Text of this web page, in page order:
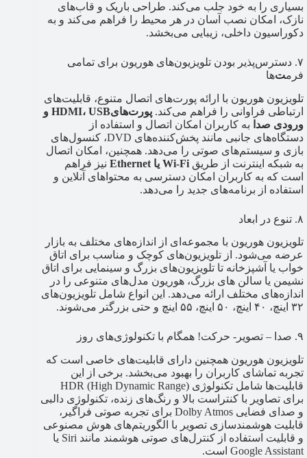
بسیاری را به خود جلب می‌کند. طراحی باریک و قاب‌های
نازک، امکان نصب آسان در هر محیط را فراهم می‌کند و به
دکوراسیون داخلی، زیبایی می‌بخشد.
۷. دسترس‌پذیر بودن تلویزیون‌های هوریون برای تمامی
فرمت‌ها
تلویزیون هوریون با ارائه پورت‌های اتصال متنوع، قابلیت‌های
ارتباطی فراوانی را فراهم می‌کند.
پورت‌هایHDMI، USB و
ورودی صدا به کاربران امکان اتصال و استفاده از
دستگاه‌های جانبی مانند پخش‌کننده‌های DVD، کنسول‌های
بازی و سیستم‌های صوتی را می‌دهد. همچنین، امکان اتصال
به شبکه اینترنت از طریق Wi-Fi یا Ethernet
نیز فراهم
است که به کاربران امکان دسترسی به محتواهای آنلاین و
استفاده از برنامه‌های جدید را می‌دهد.
۸. تنوع در ابعاد
تلویزیون هوریون با مجموعه‌ای از اندازه‌های مختلف به بازار
عرضه می‌شود. از تلویزیون‌های کوچک و مناسب برای اتاق
خواب یا آشپزخانه تا تلویزیون‌های بزرگ و سینمایی برای اتاق
نشیمن یا سالن های بزرگ، هوریون مدل‌های متنوعی را در
اندازه‌های مختلف ارائه می‌دهد. این انواع شامل تلویزیون‌های
۳۲ اینچ، ۴۰ اینچ، ۵۰ اینچ، ۵۵ اینچ و حتی بزرگتر می‌شوند.
۹. صدا – تصویر- حرکت! همگام با تکنولوژی‌های روز
تلویزیون هوریون همچنین دارای قابلیت‌های خاصی است که
تجربه تماشای کاربران را بهبود می‌بخشد. برخی از این
قابلیت‌ها شامل تکنولوژی HDR (High Dynamic Range)
برای تصاویر با کنتراست بالا و رنگ‌های زنده، تکنولوژی دالبی
و صدای فضایی Dolby Atmos برای تجربه صوتی فراگیر،
قابلیت هوشمندسازی تصویر با الگوریتم‌های هوش مصنوعی
و قابلیت استفاده از کنترل‌های صوتی هوشمند مانند Siri یا
Google Assistant است.